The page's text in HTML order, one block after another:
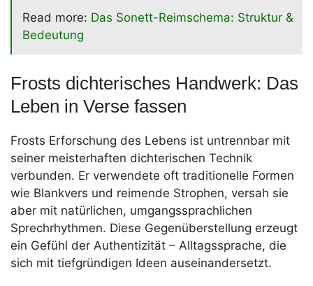
Read more: Das Sonett-Reimschema: Struktur &
Bedeutung
Frosts dichterisches Handwerk: Das
Leben in Verse fassen
Frosts Erforschung des Lebens ist untrennbar mit
seiner meisterhaften dichterischen Technik
verbunden. Er verwendete oft traditionelle Formen
wie Blankvers und reimende Strophen, versah sie
aber mit natürlichen, umgangssprachlichen
Sprechrhythmen. Diese Gegenüberstellung erzeugt
ein Gefühl der Authentizität – Alltagssprache, die
sich mit tiefgründigen Ideen auseinandersetzt.